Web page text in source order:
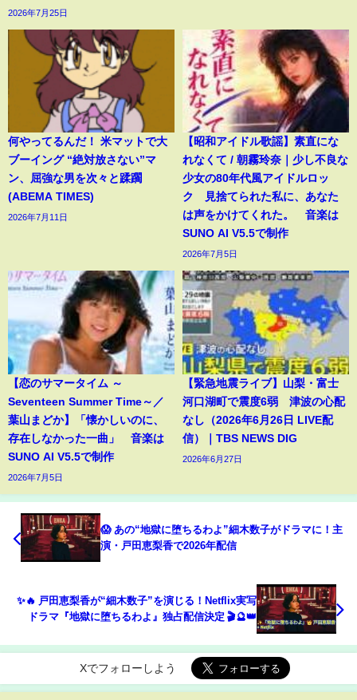
2026年7月25日
何やってるんだ！ 米マットで大
ブーイング “絶対放さない”マ
ン、屈強な男を次々と蹂躙
(ABEMA TIMES)
2026年7月11日
【昭和アイドル歌謡】素直にな
れなくて / 朝霧玲奈｜少し不良な
少女の80年代風アイドルロッ
ク 見捨てられた私に、あなた
は声をかけてくれた。 音楽は
SUNO AI V5.5で制作
2026年7月5日
【恋のサマータイム ～
Seventeen Summer Time～／
葉山まどか】「懐かしいのに、
存在しなかった一曲」 音楽は
SUNO AI V5.5で制作
2026年7月5日
【緊急地震ライブ】山梨・富士
河口湖町で震度6弱 津波の心配
なし（2026年6月26日 LIVE配
信）｜TBS NEWS DIG
2026年6月27日
😱 あの“地獄に堕ちるわよ”細木数子がドラマに！主
演・戸田恵梨香で2026年配信
✨🔥 戸田恵梨香が“細木数子”を演じる！Netflix実写
ドラマ『地獄に堕ちるわよ』独占配信決定 🎬🔮👑
Xでフォローしよう